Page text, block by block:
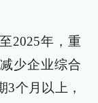
2025年，重
少企业综合
3个月以上，